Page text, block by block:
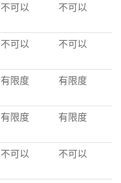
不可以 不可以
不可以 不可以
有限度 有限度
有限度 有限度
不可以 不可以